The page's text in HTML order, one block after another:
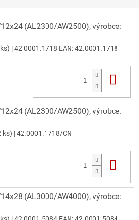
(AL2300/AW2500), výrobce:
| 42.0001.1718 EAN:42.0001.1718
(AL2300/AW2500), výrobce:
ks) | 42.0001.1718/CN
(AL3000/AW4000), výrobce:
| 42.0001.5084 EAN:42.0001.5084